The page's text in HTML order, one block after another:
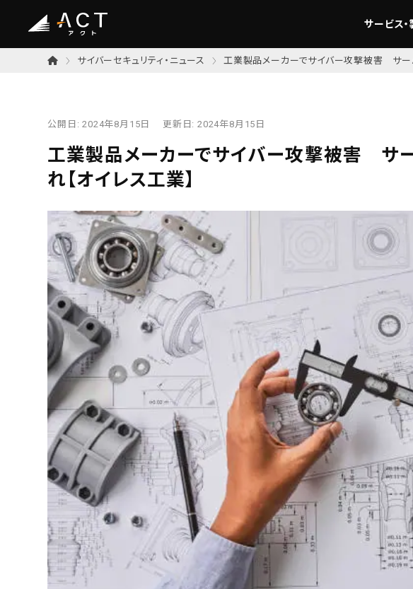
サービス
サイバーセキュリティ・ニュース 工業製品メーカーでサイバー攻撃被害 サー
公開日:2024年8月15日 更新日: 2024年8月15日
工業製品メーカーでサイバー攻撃被害 サ
れ【オイレス工業】